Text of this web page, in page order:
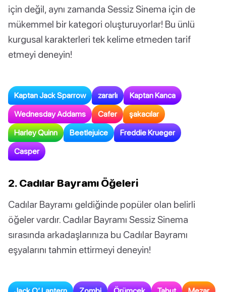
için değil, aynı zamanda Sessiz Sinema için de
mükemmel bir kategori oluşturuyorlar! Bu ünlü
kurgusal karakterleri tek kelime etmeden tarif
etmeyi deneyin!
Kaptan Jack Sparrow zararlı Kaptan Kanca
Wednesday Addams Cafer şakacılar
Harley Quinn Beetlejuice Freddie Krueger
Casper
2. Cadılar Bayramı Öğeleri
Cadılar Bayramı geldiğinde popüler olan belirli
öğeler vardır. Cadılar Bayramı Sessiz Sinema
sırasında arkadaşlarınıza bu Cadılar Bayramı
eşyalarını tahmin ettirmeyi deneyin!